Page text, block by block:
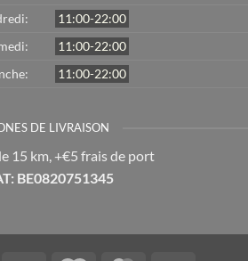
11:00-22:00
11:00-22:00
11:00-22:00
DE LIVRAISON
15 km, +€5 frais de port
BE0820751345